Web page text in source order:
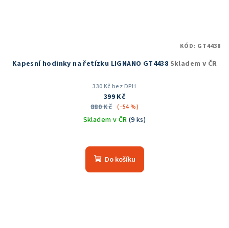
Kapesní hodinky na řetízku LIGNANO GT4438 Skladem v ČR
330 Kč bez DPH
399 Kč
880 Kč (–54 %)
Skladem v ČR (9 ks)
hodnocení
produktu
Do košíku
KÓD: GT4438